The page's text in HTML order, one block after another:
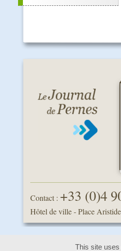
Contact : +33 (0)4
Hôtel de ville - Place
This site